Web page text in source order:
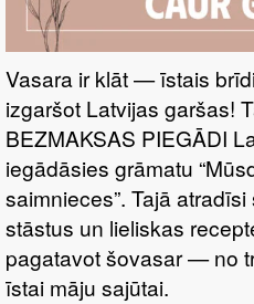
Vasara ir klāt — īstais
izgaršot Latvijas garšas!
BEZMAKSAS PIEGĀDI
iegādāsies grāmatu
saimnieces”. Tajā
stāstus un lieliskas
pagatavot šovasar — no
īstai māju sajūtai.